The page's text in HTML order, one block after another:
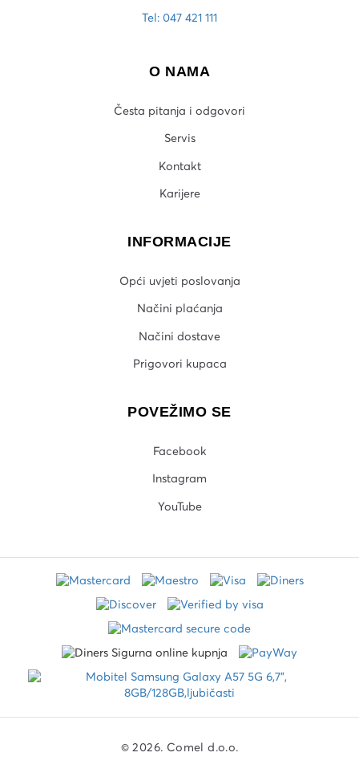
Tel: 047 421 111
O NAMA
Česta pitanja i odgovori
Servis
Kontakt
Karijere
INFORMACIJE
Opći uvjeti poslovanja
Načini plaćanja
Načini dostave
Prigovori kupaca
POVEŽIMO SE
Facebook
Instagram
YouTube
© 2026. Comel d.o.o.